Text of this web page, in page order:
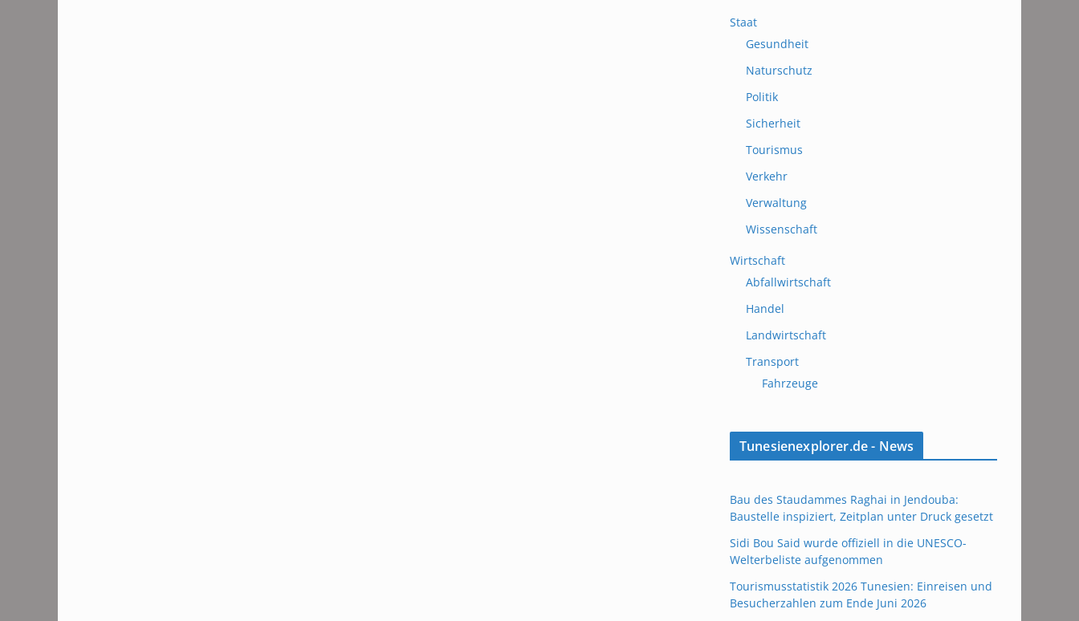
Staat
Gesundheit
Naturschutz
Politik
Sicherheit
Tourismus
Verkehr
Verwaltung
Wissenschaft
Wirtschaft
Abfallwirtschaft
Handel
Landwirtschaft
Transport
Fahrzeuge
Tunesienexplorer.de - News
Bau des Staudammes Raghai in Jendouba:
Baustelle inspiziert, Zeitplan unter Druck gesetzt
Sidi Bou Said wurde offiziell in die UNESCO-
Welterbeliste aufgenommen
Tourismusstatistik 2026 Tunesien: Einreisen und
Besucherzahlen zum Ende Juni 2026